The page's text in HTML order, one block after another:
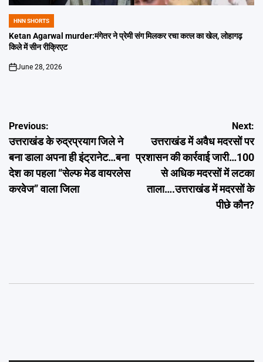
POSTED
IN
HNN SHORTS
Ketan Agarwal murder:मंगेतर ने प्रेमी संग मिलकर रचा कत्ल का खेल, लोहागढ़
किले में सीन रीक्रिएट
on
June 28, 2026
Post
navigation
Previous:
उत्तराखंड के रुद्रप्रयाग जिले ने
बना डाला अपना ही इंट्रानेट…बना
देश का पहला “सेल्फ मेड वायरलेस
करवेज” वाला जिला
Next:
उत्तराखंड में अवैध मदरसों पर
प्रशासन की कार्रवाई जारी…100
से अधिक मदरसों में लटका
ताला….उत्तराखंड में मदरसों के
पीछे कौन?